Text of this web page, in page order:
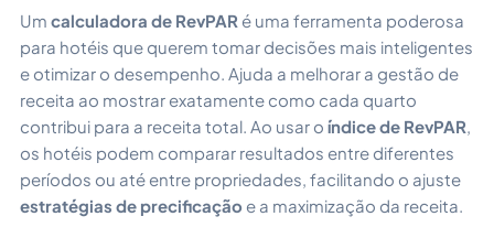
Um calculadora de RevPAR é uma ferramenta poderosa
para hotéis que querem tomar decisões mais inteligentes
e otimizar o desempenho. Ajuda a melhorar a gestão de
receita ao mostrar exatamente como cada quarto
contribui para a receita total. Ao usar o índice de RevPAR
os hotéis podem comparar resultados entre diferentes
períodos ou até entre propriedades, facilitando o ajuste
estratégias de precificação e a maximização da receita.